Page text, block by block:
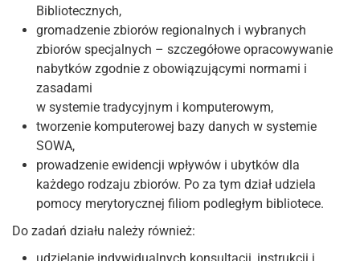
Bibliotecznych,
gromadzenie zbiorów regionalnych i wybranych
zbiorów specjalnych – szczegółowe opracowywanie
nabytków zgodnie z obowiązującymi normami i
zasadami
w systemie tradycyjnym i komputerowym,
tworzenie komputerowej bazy danych w systemie
SOWA,
prowadzenie ewidencji wpływów i ubytków dla
każdego rodzaju zbiorów. Po za tym dział udziela
pomocy merytorycznej filiom podległym bibliotece.
Do zadań działu należy również: